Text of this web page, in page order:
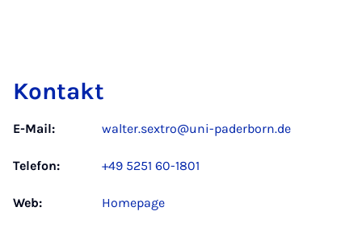
Kontakt
E-Mail: walter.sextro@uni-paderborn.de
Telefon: +49 5251 60-1801
Web: Homepage